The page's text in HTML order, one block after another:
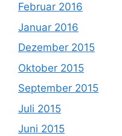
Februar 2016
Januar 2016
Dezember 2015
Oktober 2015
September 2015
Juli 2015
Juni 2015